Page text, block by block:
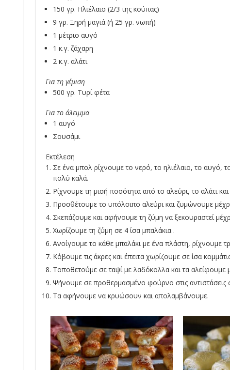
150 γρ. Ηλιέλαιο (2/3 της κούπας)
9 γρ. Ξηρή μαγιά (ή 25 γρ. νωπή)
1 μέτριο αυγό
1 κ.γ. ζάχαρη
2 κ.γ. αλάτι
Για τη γέμιση
500 γρ. Τυρί φέτα
Για το άλειμμα
1 αυγό
Σουσάμι
Εκτέλεση
Σε ένα μπολ ρίχνουμε το νερό, το ηλιέλαιο, το αυγό,
πολύ καλά.
Ρίχνουμε τη μισή ποσότητα από το αλεύρι, το αλάτι
Προσθέτουμε το υπόλοιπο αλεύρι και ζυμώνουμε
Σκεπάζουμε και αφήνουμε τη ζύμη να ξεκουραστεί
Χωρίζουμε τη ζύμη σε 4 ίσα μπαλάκια .
Ανοίγουμε το κάθε μπαλάκι με ένα πλάστη, ρίχνουμε
Κόβουμε τις άκρες και έπειτα χωρίζουμε σε ίσα
Τοποθετούμε σε ταψί με λαδόκολλα και τα αλείφουμε
Ψήνουμε σε προθερμασμένο φούρνο στις αντιστάσεις
Τα αφήνουμε να κρυώσουν και απολαμβάνουμε.